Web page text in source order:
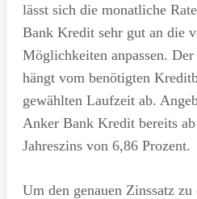
lässt sich die monatliche
Bank Kredit sehr gut an die
Möglichkeiten anpassen.
hängt vom benötigten
gewählten Laufzeit ab.
Anker Bank Kredit bereits
Jahreszins von 6,86 Prozent.
Um den genauen Zinssatz